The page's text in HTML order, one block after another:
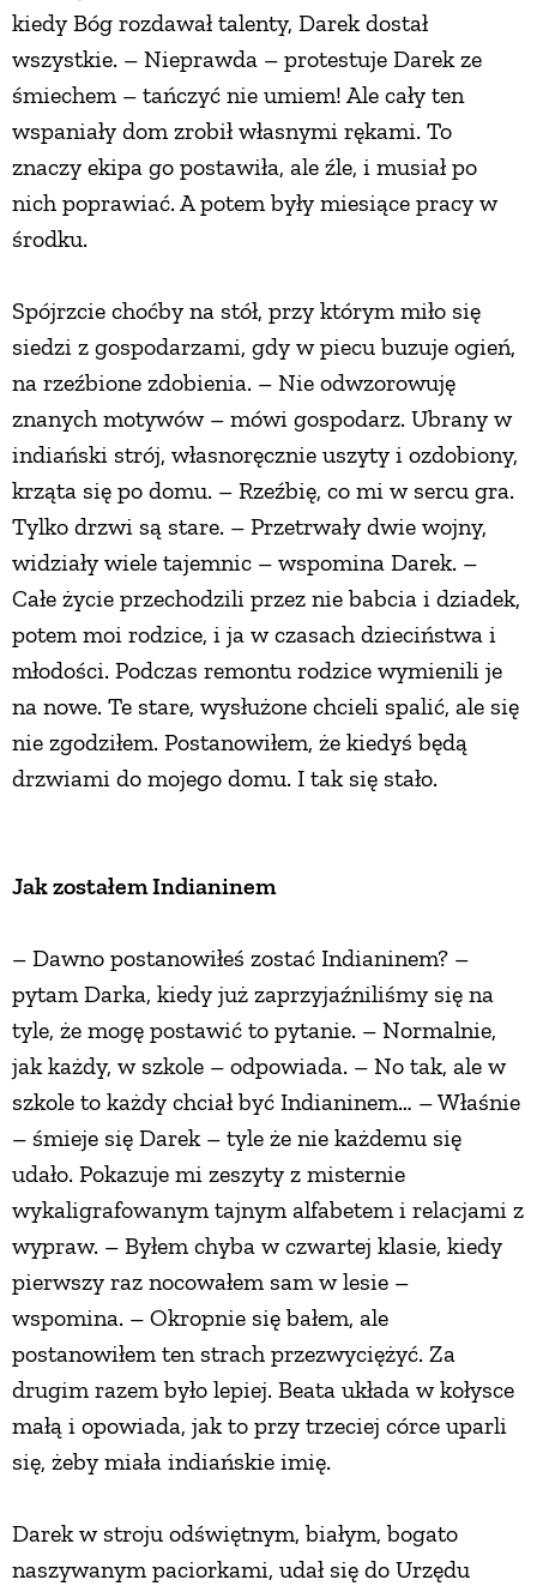
kiedy Bóg rozdawał talenty, Darek dostał
wszystkie. – Nieprawda – protestuje Darek ze
śmiechem – tańczyć nie umiem! Ale cały ten
wspaniały dom zrobił własnymi rękami. To
znaczy ekipa go postawiła, ale źle, i musiał po
nich poprawiać. A potem były miesiące pracy w
środku.
Spójrzcie choćby na stół, przy którym miło się
siedzi z gospodarzami, gdy w piecu buzuje ogień,
na rzeźbione zdobienia. – Nie odwzorowuję
znanych motywów – mówi gospodarz. Ubrany w
indiański strój, własnoręcznie uszyty i ozdobiony,
krząta się po domu. – Rzeźbię, co mi w sercu gra.
Tylko drzwi są stare. – Przetrwały dwie wojny,
widziały wiele tajemnic – wspomina Darek. –
Całe życie przechodzili przez nie babcia i dziadek,
potem moi rodzice, i ja w czasach dzieciństwa i
młodości. Podczas remontu rodzice wymienili je
na nowe. Te stare, wysłużone chcieli spalić, ale się
nie zgodziłem. Postanowiłem, że kiedyś będą
drzwiami do mojego domu. I tak się stało.
Jak zostałem Indianinem
– Dawno postanowiłeś zostać Indianinem? –
pytam Darka, kiedy już zaprzyjaźniliśmy się na
tyle, że mogę postawić to pytanie. – Normalnie,
jak każdy, w szkole – odpowiada. – No tak, ale w
szkole to każdy chciał być Indianinem… – Właśnie
– śmieje się Darek – tyle że nie każdemu się
udało. Pokazuje mi zeszyty z misternie
wykaligrafowanym tajnym alfabetem i relacjami z
wypraw. – Byłem chyba w czwartej klasie, kiedy
pierwszy raz nocowałem sam w lesie –
wspomina. – Okropnie się bałem, ale
postanowiłem ten strach przezwyciężyć. Za
drugim razem było lepiej. Beata układa w kołysce
małą i opowiada, jak to przy trzeciej córce uparli
się, żeby miała indiańskie imię.
Darek w stroju odświętnym, białym, bogato
naszywanym paciorkami, udał się do Urzędu